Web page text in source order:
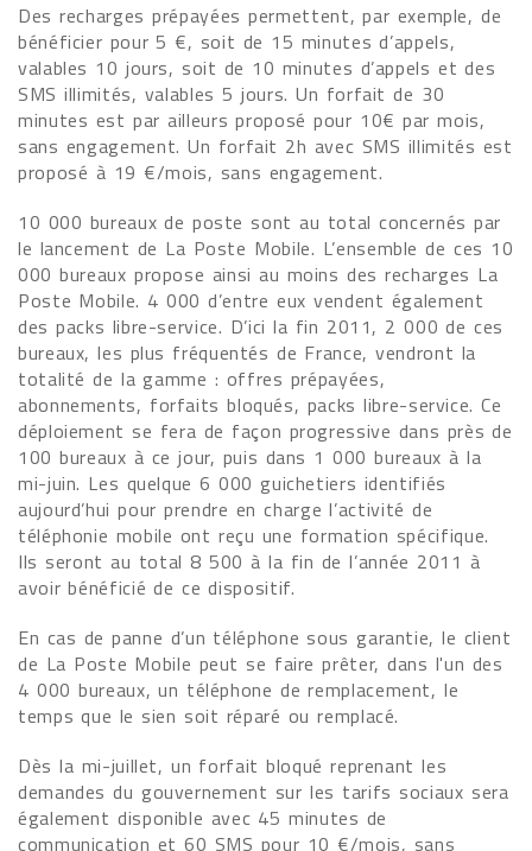
Des recharges prépayées permettent, par exemple, de
bénéficier pour 5 €, soit de 15 minutes d’appels,
valables 10 jours, soit de 10 minutes d’appels et des
SMS illimités, valables 5 jours. Un forfait de 30
minutes est par ailleurs proposé pour 10€ par mois,
sans engagement. Un forfait 2h avec SMS illimités est
proposé à 19 €/mois, sans engagement.
10 000 bureaux de poste sont au total concernés par
le lancement de La Poste Mobile. L’ensemble de ces 10
000 bureaux propose ainsi au moins des recharges La
Poste Mobile. 4 000 d’entre eux vendent également
des packs libre-service. D’ici la fin 2011, 2 000 de ces
bureaux, les plus fréquentés de France, vendront la
totalité de la gamme : offres prépayées,
abonnements, forfaits bloqués, packs libre-service. Ce
déploiement se fera de façon progressive dans près de
100 bureaux à ce jour, puis dans 1 000 bureaux à la
mi-juin. Les quelque 6 000 guichetiers identifiés
aujourd’hui pour prendre en charge l’activité de
téléphonie mobile ont reçu une formation spécifique.
Ils seront au total 8 500 à la fin de l’année 2011 à
avoir bénéficié de ce dispositif.
En cas de panne d’un téléphone sous garantie, le client
de La Poste Mobile peut se faire prêter, dans l'un des
4 000 bureaux, un téléphone de remplacement, le
temps que le sien soit réparé ou remplacé.
Dès la mi-juillet, un forfait bloqué reprenant les
demandes du gouvernement sur les tarifs sociaux sera
également disponible avec 45 minutes de
communication et 60 SMS pour 10 €/mois, sans